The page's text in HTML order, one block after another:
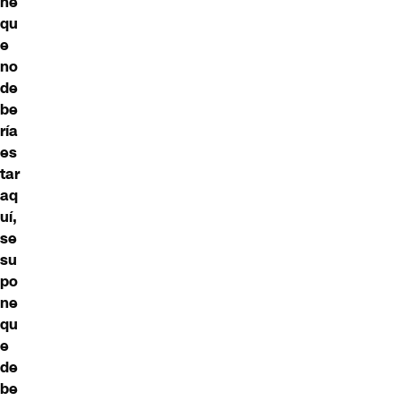
qu
e
no
de
be
ría
es
tar
aq
uí,
se
su
po
ne
qu
e
de
be